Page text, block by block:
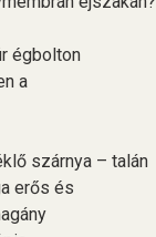
égbolton
a
szárnya – talán
erős és